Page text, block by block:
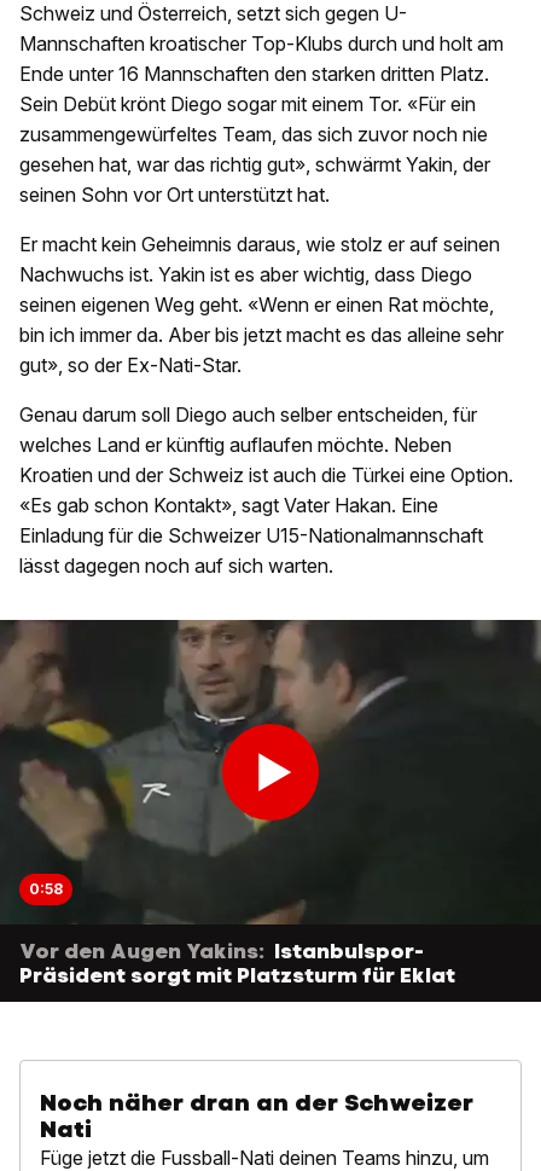
Schweiz und Österreich, setzt sich gegen U-
Mannschaften kroatischer Top-Klubs durch und holt am
Ende unter 16 Mannschaften den starken dritten Platz.
Sein Debüt krönt Diego sogar mit einem Tor. «Für ein
zusammengewürfeltes Team, das sich zuvor noch nie
gesehen hat, war das richtig gut», schwärmt Yakin, der
seinen Sohn vor Ort unterstützt hat.
Er macht kein Geheimnis daraus, wie stolz er auf seinen
Nachwuchs ist. Yakin ist es aber wichtig, dass Diego
seinen eigenen Weg geht. «Wenn er einen Rat möchte,
bin ich immer da. Aber bis jetzt macht es das alleine sehr
gut», so der Ex-Nati-Star.
Genau darum soll Diego auch selber entscheiden, für
welches Land er künftig auflaufen möchte. Neben
Kroatien und der Schweiz ist auch die Türkei eine Option.
«Es gab schon Kontakt», sagt Vater Hakan. Eine
Einladung für die Schweizer U15-Nationalmannschaft
lässt dagegen noch auf sich warten.
0:58
Vor den Augen Yakins: Istanbulspor-
Präsident sorgt mit Platzsturm für Eklat
Noch näher dran an der Schweizer
Nati
Füge jetzt die Fussball-Nati deinen Teams hinzu, um